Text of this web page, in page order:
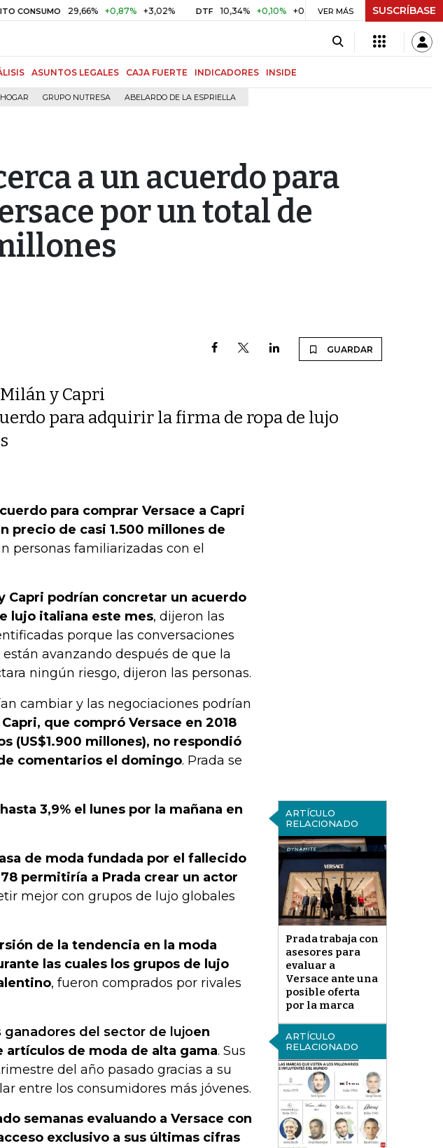
29,66% +0,87% +3,02% DTF 10,34% +0,10% +0,98% UVR $ 416,96 +$ 0,05 +0,01%
VER MÁS SUSCRÍBASE
ASUNTOS LEGALES CAJA FUERTE INDICADORES INSIDE
HOGAR GRUPO NUTRESA ABELARDO DE LA ESPRIELLA
a un acuerdo para
por un total de
GUARDAR
y Capri
para adquirir la firma de ropa de lujo
para comprar Versace a Capri
precio de casi 1.500 millones de
personas familiarizadas con el
Capri podrían concretar un acuerdo
lujo italiana este mes, dijeron las
porque las conversaciones
avanzando después de que la
ningún riesgo, dijeron las personas.
cambiar y las negociaciones podrían
Capri, que compró Versace en 2018
(US$1.900 millones), no respondió
comentarios el domingo. Prada se
ARTÍCULO
RELACIONADO
Prada trabaja con
asesores para
evaluar a
Versace ante una
posible oferta
por la marca
hasta 3,9% el lunes por la mañana en
de moda fundada por el fallecido
permitiría a Prada crear un actor
mejor con grupos de lujo globales
de la tendencia en la moda
las cuales los grupos de lujo
, fueron comprados por rivales
ARTÍCULO
RELACIONADO
ganadores del sector de lujoen
de moda de alta gama. Sus
del año pasado gracias a su
entre los consumidores más jóvenes.
semanas evaluando a Versace con
exclusivo a sus últimas cifras